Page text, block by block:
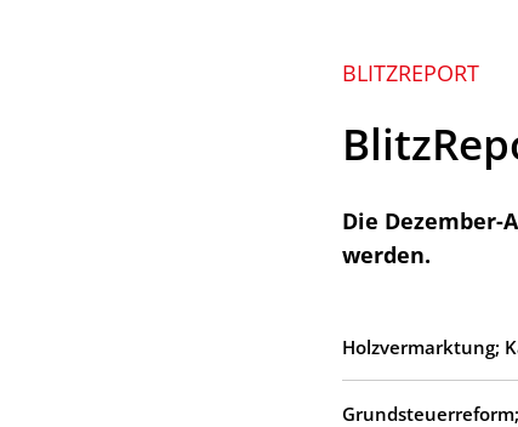
BLITZREPORT
Die Dezember-
werden.
Holzvermarktung;